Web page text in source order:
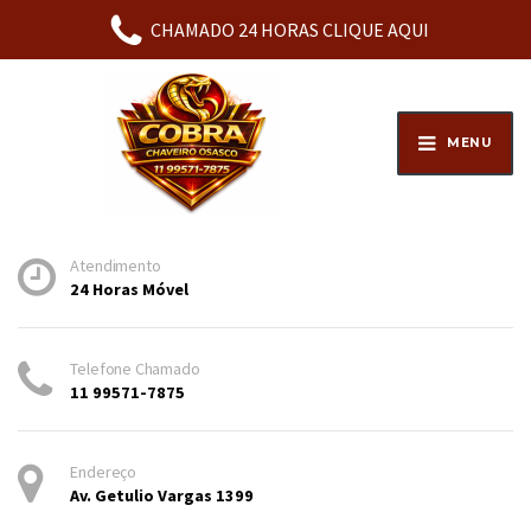
MENU
Atendimento
24 Horas Móvel
Telefone Chamado
11 99571-7875
Endereço
Av. Getulio Vargas 1399
CHAMADO 24 HORAS CLIQUE AQUI